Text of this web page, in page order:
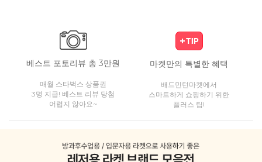
베스트 포토리뷰 총 3만원
매월 스타벅스 상품권
3명 지급! 베스트 리뷰 당첨
어렵지 않아요~
마켓만의 특별한 혜택
배드민턴마켓에서
스마트하게 쇼핑하기 위한
플러스 팁!